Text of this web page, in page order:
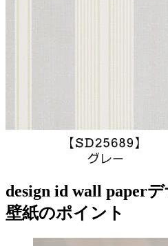
design id wall paper
壁紙のポイント